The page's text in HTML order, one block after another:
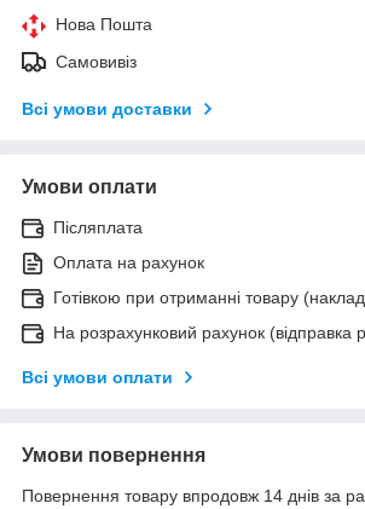
Нова Пошта
Самовивіз
Всі умови доставки
Умови оплати
Післяплата
Оплата на рахунок
Готівкою при отриманні товару
На розрахунковий рахунок (відправка
Всі умови оплати
Умови повернення
Повернення товару впродовж 14 днів за